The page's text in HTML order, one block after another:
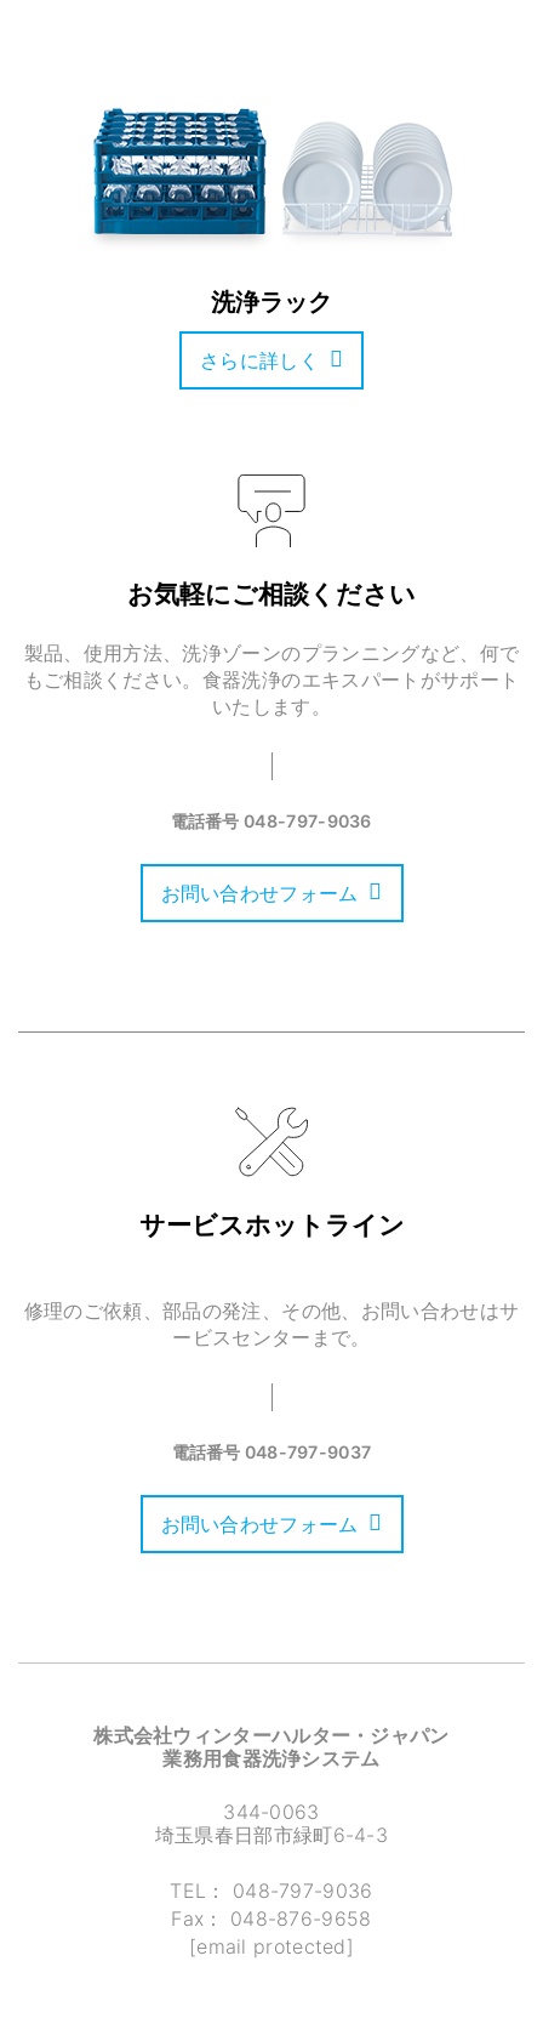
洗浄ラック
さらに詳しく
お気軽にご相談ください
製品、使用方法、洗浄ゾーンのプランニングなど、何で
もご相談ください。食器洗浄のエキスパートがサポート
いたします。
電話番号048-797-9036
お問い合わせフォーム
サービスホットライン
修理のご依頼、部品の発注、その他、お問い合わせはサ
ービスセンターまで。
電話番号 048-797-9037
お問い合わせフォーム
株式会社ウィンターハルター・ジャパン
業務用食器洗浄システム
344-0063
埼玉県春日部市緑町6-4-3
TEL： 048-797-9036
Fax： 048-876-9658
[email protected]